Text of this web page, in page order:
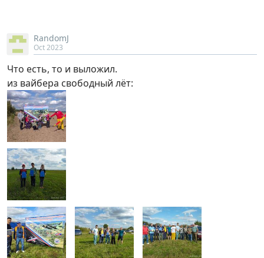
RandomJ
Oct 2023
Что есть, то и выложил.
из вайбера свободный лёт: